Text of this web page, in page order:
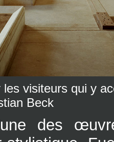
visiteurs qui y
Beck
des